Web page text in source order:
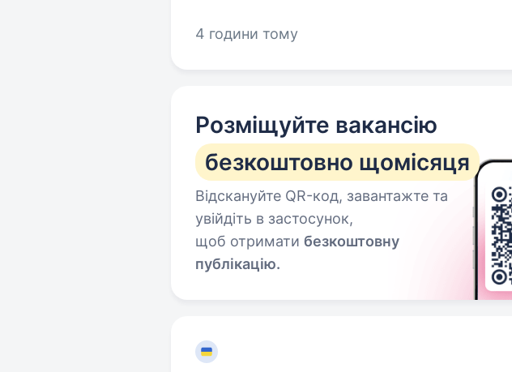
4 години тому
Розміщуйте вакансію
безкоштовно щомісяця
Відскануйте QR-код, завантажте та
увійдіть в застосунок,
щоб отримати безкоштовну
публікацію.